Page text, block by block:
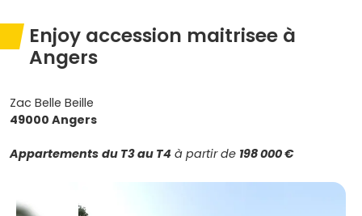
Enjoy accession maitrisee à
Angers
Zac Belle Beille
49000 Angers
Appartements du T3 au T4 à partir de 198 000 €